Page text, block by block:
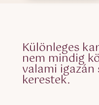
Különleges
nem mindig
valami igazán
kerestek.